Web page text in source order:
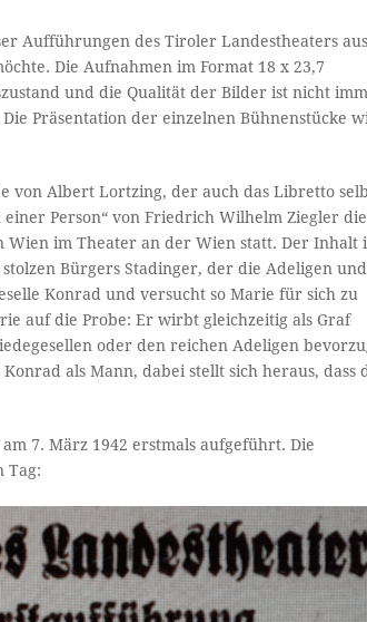
Aufführungen des Tiroler Landestheaters
Die Aufnahmen im Format 18 x 23,7
und die Qualität der Bilder ist nicht
Präsentation der einzelnen Bühnenstücke
von Albert Lortzing, der auch das Libretto
Person“ von Friedrich Wilhelm Ziegler
Wien im Theater an der Wien statt. Der Inhalt
Bürgers Stadinger, der die Adeligen
Konrad und versucht so Marie für sich zu
auf die Probe: Er wirbt gleichzeitig als Graf
oder den reichen Adeligen
als Mann, dabei stellt sich heraus, dass
7. März 1942 erstmals aufgeführt. Die
Tag: